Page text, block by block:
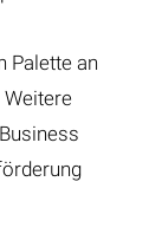
Palette an